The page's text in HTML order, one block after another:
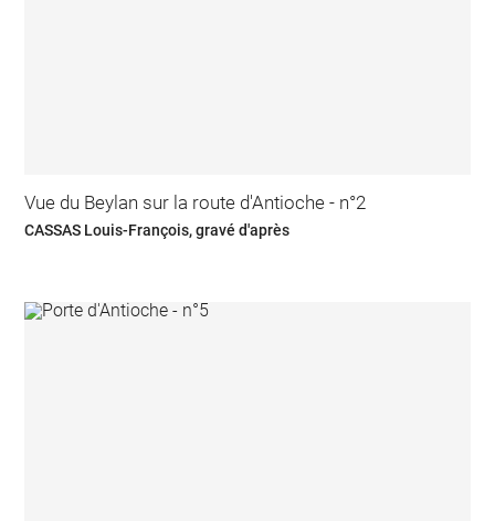
Vue du Beylan sur la route d'Antioche - n°2
CASSAS Louis-François, gravé d'après